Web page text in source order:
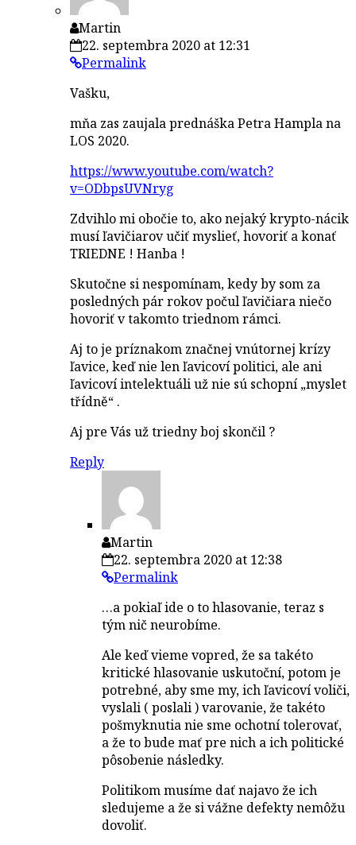
Martin
22. septembra 2020 at 12:31
Permalink
Vašku,
mňa zas zaujala prednáška Petra Hampla na
LOS 2020.
https://www.youtube.com/watch?
v=ODbpsUVNryg
Zdvihlo mi obočie to, ako nejaký krypto-nácik
musí ľavičiarov učiť myslieť, hovoriť a konať
TRIEDNE ! Hanba !
Skutočne si nespomínam, kedy by som za
posledných pár rokov počul ľavičiara niečo
hovoriť v takomto triednom rámci.
Aj to je príznakom značnej vnútornej krízy
ľavice, keď nie len ľavicoví politici, ale ani
ľavicoví intelektuáli už nie sú schopní „myslet
třídně“ .
Aj pre Vás už triedny boj skončil ?
Reply
Martin
22. septembra 2020 at 12:38
Permalink
…a pokiaľ ide o to hlasovanie, teraz s
tým nič neurobíme.
Ale keď vieme vopred, že sa takéto
kritické hlasovanie uskutoční, potom je
potrebné, aby sme my, ich ľavicoví voliči,
vyslali ( poslali ) varovanie, že takéto
pošmyknutia nie sme ochotní tolerovať,
a že to bude mať pre nich a ich politické
pôsobenie následky.
Politikom musíme dať najavo že ich
sledujeme a že si vážne defekty nemôžu
dovoliť.